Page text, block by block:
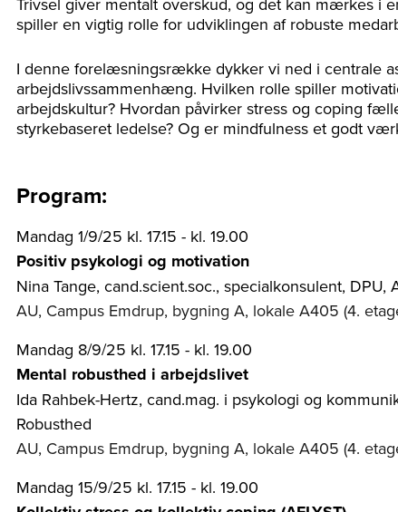
spiller en vigtig rolle for udviklingen af robuste
I denne forelæsningsrække dykker vi ned i centrale
arbejdslivssammenhæng. Hvilken rolle spiller
arbejdskultur? Hvordan påvirker stress og coping
styrkebaseret ledelse? Og er mindfulness et godt
Program:
Mandag 1/9/25 kl. 17.15 - kl. 19.00
Positiv psykologi og motivation
Nina Tange, cand.scient.soc., specialkonsulent, DPU,
AU, Campus Emdrup, bygning A, lokale A405 (4.
Mandag 8/9/25 kl. 17.15 - kl. 19.00
Mental robusthed i arbejdslivet
Ida Rahbek-Hertz, cand.mag. i psykologi og
Robusthed
AU, Campus Emdrup, bygning A, lokale A405 (4.
Mandag 15/9/25 kl. 17.15 - kl. 19.00